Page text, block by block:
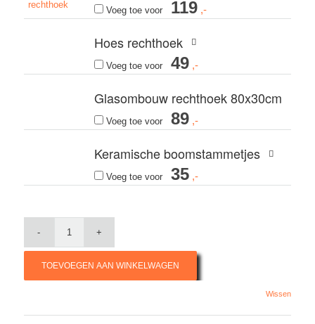
Wissen
Voeg toe voor 119
Hoes rechthoek
Voeg toe voor 49
Glasombouw rechthoek 80x30cm
Voeg toe voor 89
Keramische boomstammetjes
Voeg toe voor 35
TOEVOEGEN AAN WINKELWAGEN